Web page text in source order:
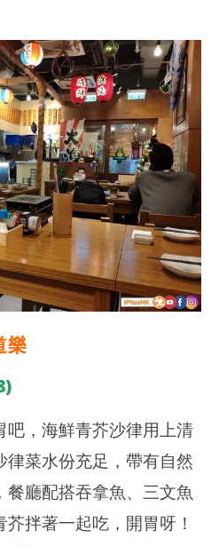
日
樂
吧，海鮮青芥沙律用上清
菜水份充足，帶有自然
餐廳配搭吞拿魚、三文魚
拌著一起吃，開胃呀！